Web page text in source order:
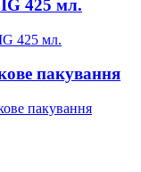
425 мл.
пакування